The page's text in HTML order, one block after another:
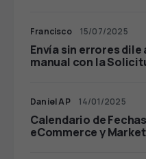
Francisco 15/07/2025
Envía sin errores
manual con la
Daniel AP 14/01/2025
Calendario de
eCommerce y